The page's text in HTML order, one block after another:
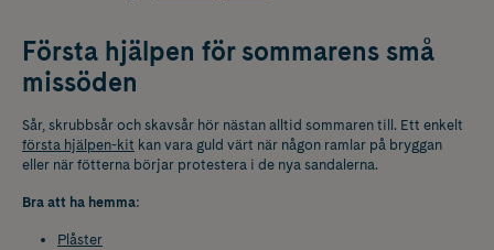
Första hjälpen för sommarens små
missöden
Sår, skrubbsår och skavsår hör nästan alltid sommaren till. Ett enkelt
första hjälpen-kit kan vara guld värt när någon ramlar på bryggan
eller när fötterna börjar protestera i de nya sandalerna.
Bra att ha hemma:
Plåster